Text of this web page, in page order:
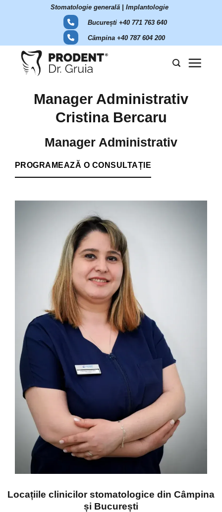
Stomatologie generală | Implantologie
București +40 771 763 640
Câmpina +40 787 604 200
Manager Administrativ
Cristina Bercaru
Manager Administrativ
PROGRAMEAZĂ O CONSULTAȚIE
Locațiile clinicilor stomatologice din Câmpina
și București